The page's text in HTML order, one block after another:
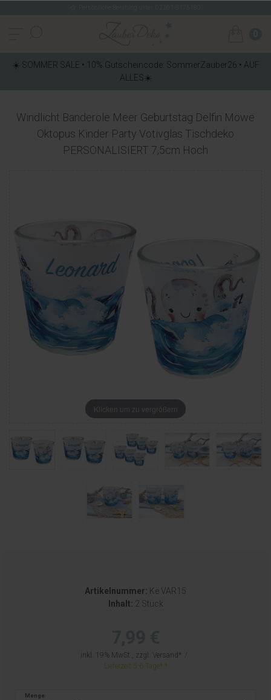
☀️ SOMMER SALE • 10% Gutscheincode: SommerZauber26 • AUF
ALLES☀️
Windlicht Banderole Meer Geburtstag Delfin Möwe
Oktopus Kinder Party Votivglas Tischdeko
PERSONALISIERT 7,5cm Hoch
Klicken um zu vergrößern
Artikelnummer: Ke VAR15
Inhalt: 2 Stück
inkl. 19% MwSt., zzgl. Versand
Lieferzeit 5-6 Tage*
Menge